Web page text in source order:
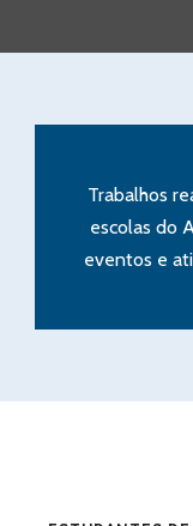
Trabalhos
escolas do
eventos e